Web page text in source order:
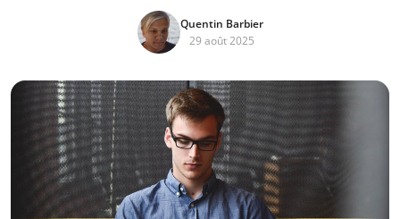
Quentin Barbier
29 août 2025